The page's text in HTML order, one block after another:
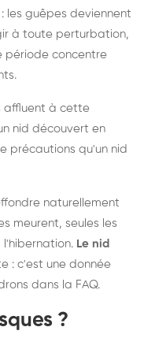
les guêpes deviennent
à toute perturbation,
période concentre
affluent à cette
nid découvert en
précautions qu'un nid
naturellement
meurent, seules les
l'hibernation. Le nid
: c'est une donnée
dans la FAQ.
?